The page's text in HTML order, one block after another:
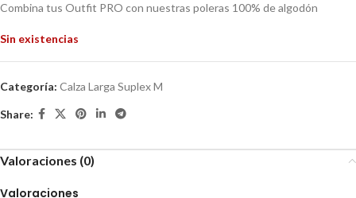
Combina tus Outfit PRO con nuestras poleras 100% de algodón
Sin existencias
Categoría: Calza Larga Suplex M
Share:
Valoraciones (0)
Valoraciones